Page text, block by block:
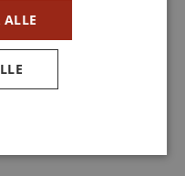
i nyt
ALLE